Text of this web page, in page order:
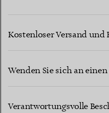
Kostenloser Versand und
Wenden Sie sich an
Verantwortungsvolle